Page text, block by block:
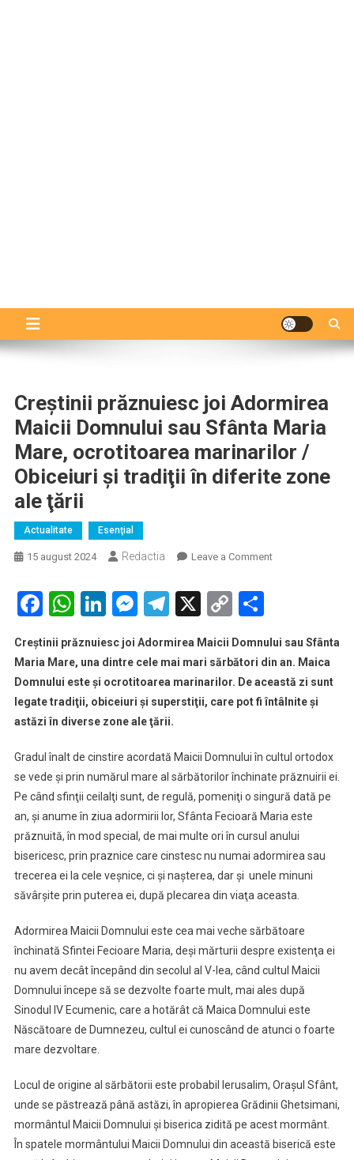
Creştinii prăznuiesc joi Adormirea
Maicii Domnului sau Sfânta Maria
Mare, ocrotitoarea marinarilor /
Obiceiuri şi tradiţii în diferite zone
ale ţării
Actualitate Esenţial
15 august 2024 Redactia Leave a Commenton
Maicii
Domnului
sau
Sfânta
ocrotitoarea
marinarilor
/
Obiceiuri
diferite
zone
ţării
Facebook
WhatsApp
LinkedIn
Messenger
Telegram
X Copy
Creştinii prăznuiesc joi Adormirea Maicii Domnului sau Sfânta
Maria Mare, una dintre cele mai mari sărbători din an. Maica
Domnului este şi ocrotitoarea marinarilor. De această zi sunt
legate tradiţii, obiceiuri şi superstiţii, care pot fi întâlnite şi
astăzi în diverse zone ale ţării.
Gradul înalt de cinstire acordată Maicii Domnului în cultul ortodox
se vede şi prin numărul mare al sărbătorilor închinate prăznuirii ei.
Pe când sfinţii ceilalţi sunt, de regulă, pomeniţi o singură dată pe
an, şi anume în ziua adormirii lor, Sfânta Fecioară Maria este
prăznuită, în mod special, de mai multe ori în cursul anului
bisericesc, prin praznice care cinstesc nu numai adormirea sau
trecerea ei la cele veşnice, ci şi naşterea, dar şi unele minuni
săvârşite prin puterea ei, după plecarea din viaţa aceasta.
Adormirea Maicii Domnului este cea mai veche sărbătoare
închinată Sfintei Fecioare Maria, deşi mărturii despre existenţa ei
nu avem decât începând din secolul al V-lea, când cultul Maicii
Domnului începe să se dezvolte foarte mult, mai ales după
Sinodul IV Ecumenic, care a hotărât că Maica Domnului este
Născătoare de Dumnezeu, cultul ei cunoscând de atunci o foarte
mare dezvoltare.
Locul de origine al sărbătorii este probabil Ierusalim, Oraşul Sfânt,
unde se păstrează până astăzi, în apropierea Grădinii Ghetsimani,
mormântul Maicii Domnului şi biserica zidită pe acest mormânt.
În spatele mormântului Maicii Domnului din această biserică este